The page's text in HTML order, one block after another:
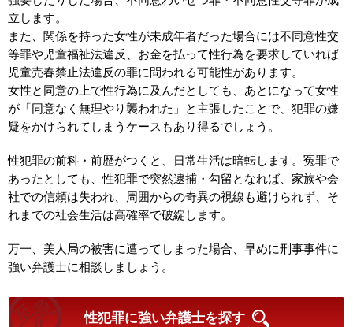
立します。
また、関係を持った女性が未成年者だった場合には不同意性交
等罪や児童福祉法違反、お金を払って性行為を要求していれば
児童売春禁止法違反の罪に問われる可能性があります。
女性と同意の上で性行為に及んだとしても、あとになって女性
が「同意なく無理やり襲われた」と主張したことで、犯罪の嫌
疑をかけられてしまうケースもあり得るでしょう。
性犯罪の前科・前歴がつくと、日常生活は暗転します。冤罪で
あったとしても、性犯罪で突然逮捕・勾留となれば、家族や会
社での信頼は失われ、周囲からの奇異の視線も避けられず、そ
れまでの社会生活は高確率で破綻します。
万一、美人局の被害に遭ってしまった場合、早めに刑事事件に
強い弁護士に相談しましょう。
性犯罪に強い弁護士を探す